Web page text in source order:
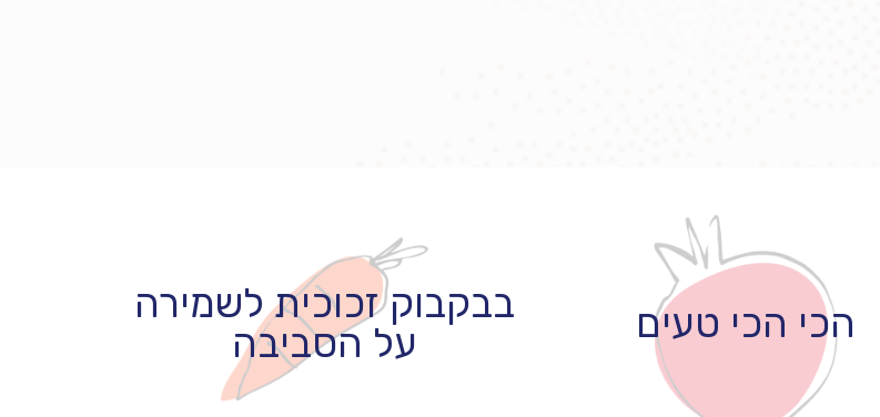
הכי הכי טעים
בבקבוק זכוכית לשמירה
על הסביבה